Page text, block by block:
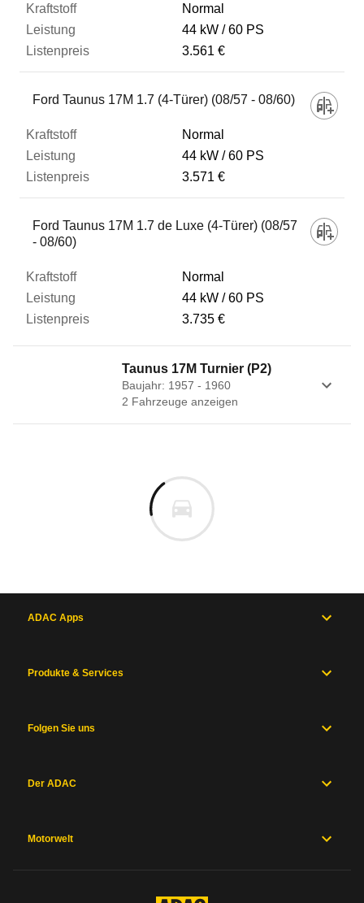
Zum Vergleich hinzufügen
Normal
44 kW
60 PS
3.561 €
Ford Taunus 17M 1.7 (4-Türer) (08/57 - 08/60)
Normal
44 kW
60 PS
3.571 €
Ford Taunus 17M 1.7 de Luxe (4-Türer) (08/57
- 08/60)
Normal
44 kW
60 PS
3.735 €
Taunus 17M Turnier (P2)
Baujahr: 1957 - 1960
2 Fahrzeuge anzeigen
ADAC Apps
Produkte & Services
Folgen Sie uns
Der ADAC
Motorwelt